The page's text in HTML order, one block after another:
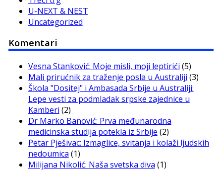
U-NEXT & NEST
Uncategorized
Komentari
Vesna Stanković: Moje misli, moji leptirići (5)
Mali prirućnik za traženje posla u Australiji (3)
Škola "Dositej" i Ambasada Srbije u Australiji:
Lepe vesti za podmladak srpske zajednice u
Kamberi (2)
Dr Marko Banović: Prva međunarodna
medicinska studija potekla iz Srbije (2)
Petar Pješivac: Izmaglice, svitanja i kolaži ljudskih
nedoumica (1)
Milijana Nikolić: Naša svetska diva (1)